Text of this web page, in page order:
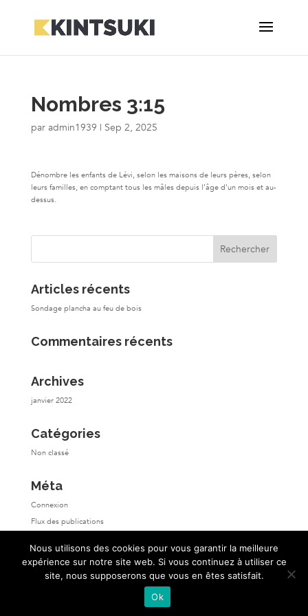
Nombres 3:15
par admin1939 | Sep 2, 2025
Dénombre les enfants de Lévi, selon les maisons de leurs pères, selon
leurs familles, en comptant tous les mâles depuis l’âge d’un mois et au-
dessus.
Articles récents
Sondage plancha au feu de bois
Commentaires récents
Archives
janvier 2022
Catégories
Non classé
Méta
Connexion
Flux des publications
Site de WordPress-FR
Nous utilisons des cookies pour vous garantir la meilleure
expérience sur notre site web. Si vous continuez à utiliser ce
site, nous supposerons que vous en êtes satisfait.
Ok